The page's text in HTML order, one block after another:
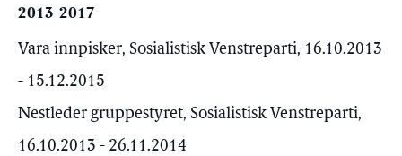
2013-2017
Vara innpisker, Sosialistisk Venstreparti, 16.10.2013
- 15.12.2015
Nestleder gruppestyret, Sosialistisk Venstreparti,
16.10.2013 - 26.11.2014